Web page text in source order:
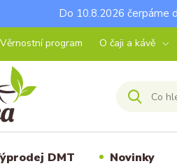
Do 10.8.2026 čerpáme
Věrnostní program O čaji a kávě
DMT Novinky